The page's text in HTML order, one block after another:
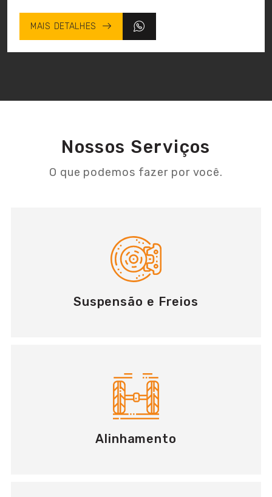
MAIS DETALHES
Nossos Serviços
O que podemos fazer por você.
Suspensão e Freios
Alinhamento